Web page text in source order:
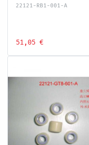
22121-RB1-001-A
51,05 €